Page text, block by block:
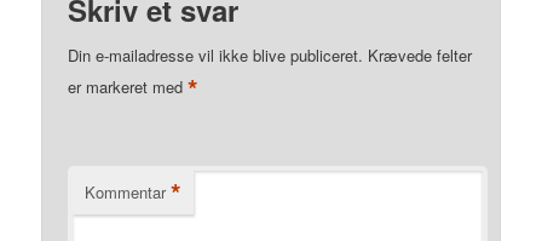
Skriv et svar
Din e-mailadresse vil ikke blive publiceret. Krævede felter
er markeret med*
Kommentar *